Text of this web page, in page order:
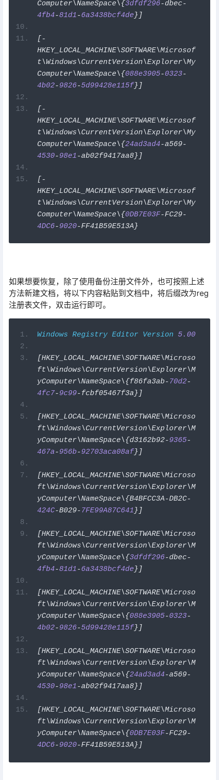
Computer\NameSpace\{3dfdf296-dbec-
4fb4-81d1-6a3438bcf4de }]
[-
HKEY_LOCAL_MACHINE\SOFTWARE\Microsof
t\Windows\CurrentVersion\Explorer\My
Computer\NameSpace\{088e3905-0323-
4b02-9826-5d99428e115f}]
[-
HKEY_LOCAL_MACHINE\SOFTWARE\Microsof
t\Windows\CurrentVersion\Explorer\My
Computer\NameSpace\{24ad3ad4-a569-
4530-98e1-ab02f9417aa8}]
[-
HKEY_LOCAL_MACHINE\SOFTWARE\Microsof
t\Windows\CurrentVersion\Explorer\My
Computer\NameSpace\{0DB7E03F-FC29-
4DC6-9020-FF41B59E513A }
如果想要恢复，除了使用备份注册文件外，也可按照上述
方法新建文档，将以下内容粘贴到文档中，将后缀改为reg
注册表文件，双击运行即可。
Windows Registry Editor Version 5.00
[HKEY_LOCAL_MACHINE\SOFTWARE\Microso
ft\Windows\CurrentVersion\Explorer\M
yComputer\NameSpace\{f86fa3ab- 70d2-
4fc7-9c99-fcbf05467f3a }]
[HKEY_LOCAL_MACHINE\SOFTWARE\Microso
ft\Windows\CurrentVersion\Explorer\M
yComputer\NameSpace\{d3162b92-9365-
467a-956b-92703aca08af}]
[HKEY_LOCAL_MACHINE\SOFTWARE\Microso
ft\Windows\CurrentVersion\Explorer\M
yComputer\NameSpace\{B4BFCC3A-DB2C-
424C-B029- 7FE99A87C641 }]
[HKEY_LOCAL_MACHINE\SOFTWARE\Microso
ft\Windows\CurrentVersion\Explorer\M
yComputer\NameSpace\{3dfdf296-dbec-
4fb4-81d1-6a3438bcf4de }]
[HKEY_LOCAL_MACHINE\SOFTWARE\Microso
ft\Windows\CurrentVersion\Explorer\M
yComputer\NameSpace\{088e3905-0323-
4b02-9826-5d99428e115f}]
[HKEY_LOCAL_MACHINE\SOFTWARE\Microso
ft\Windows\CurrentVersion\Explorer\M
yComputer\NameSpace\{24ad3ad4-a569-
4530-98e1-ab02f9417aa8}]
[HKEY_LOCAL_MACHINE\SOFTWARE\Microso
ft\Windows\CurrentVersion\Explorer\M
yComputer\NameSpace\{0DB7E03F-FC29-
4DC6-9020-FF41B59E513A }]